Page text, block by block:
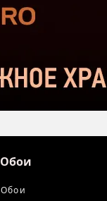
и Takstar SM-10
Обои
Обои